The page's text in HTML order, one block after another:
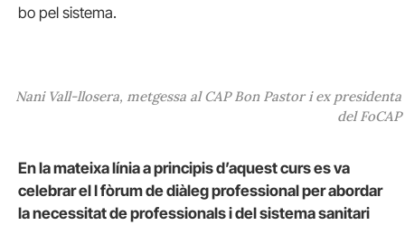
bo pel sistema.
Nani Vall-llosera, metgessa al CAP Bon Pastor i ex presidenta
del FoCAP
En la mateixa línia a principis d’aquest curs es va
celebrar el I fòrum de diàleg professional per abordar
la necessitat de professionals i del sistema sanitari